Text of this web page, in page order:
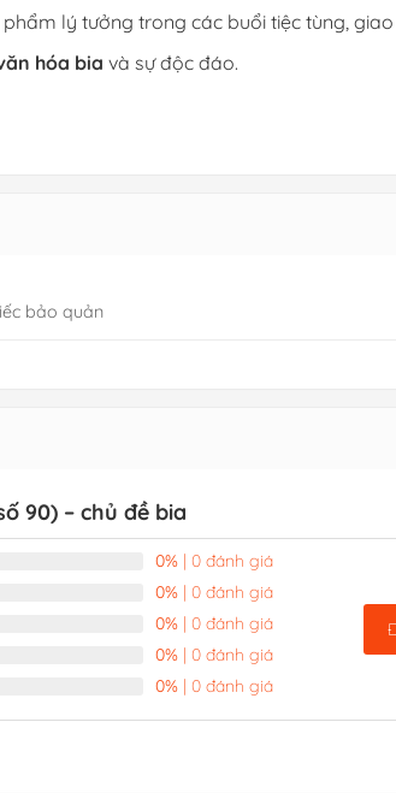
lý tưởng trong các buổi tiệc tùng, giao
hóa bia và sự độc đáo.
bảo quản
90) – chủ đề bia
0% | 0 đánh giá
0% | 0 đánh giá
0% | 0 đánh giá
0% | 0 đánh giá
0% | 0 đánh giá